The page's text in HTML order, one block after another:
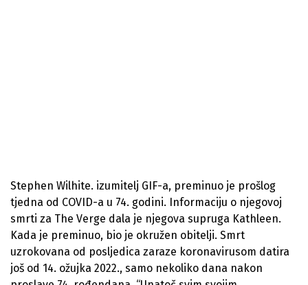
Stephen Wilhite. izumitelj GIF-a, preminuo je prošlog
tjedna od COVID-a u 74. godini. Informaciju o njegovoj
smrti za The Verge dala je njegova supruga Kathleen.
Kada je preminuo, bio je okružen obitelji. Smrt
uzrokovana od posljedica zaraze koronavirusom datira
još od 14. ožujka 2022., samo nekoliko dana nakon